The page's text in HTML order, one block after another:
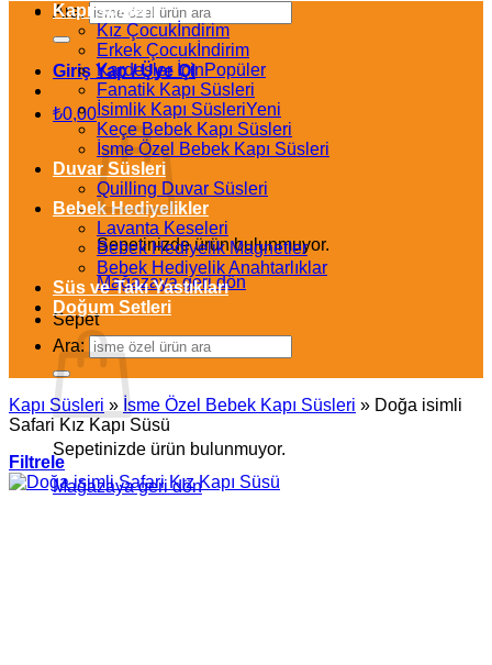
Ara:
Giriş Yap / Üye Ol
₺0,00
Sepetinizde ürün bulunmuyor.
Mağazaya geri dön
Sepet
Sepetinizde ürün bulunmuyor.
Mağazaya geri dön
Kapı Süsleri
Kız Çocuk
Erkek Çocuk
Kardeşler İçin
Fanatik Kapı Süsleri
İsimlik Kapı Süsleri
Keçe Bebek Kapı Süsleri
İsme Özel Bebek Kapı Süsleri
Duvar Süsleri
Quilling Duvar Süsleri
Bebek Hediyelikler
Lavanta Keseleri
Bebek Hediyelik Magnetler
Bebek Hediyelik Anahtarlıklar
Süs ve Takı Yastıkları
Doğum Setleri
Ara:
Kapı Süsleri » İsme Özel Bebek Kapı Süsleri » Doğa isimli
Safari Kız Kapı Süsü
Filtrele